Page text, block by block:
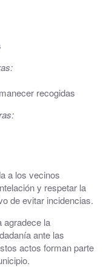
recogidas
a los vecinos
y respetar la
de evitar incidencias.
agradece la
ante las
actos forman parte